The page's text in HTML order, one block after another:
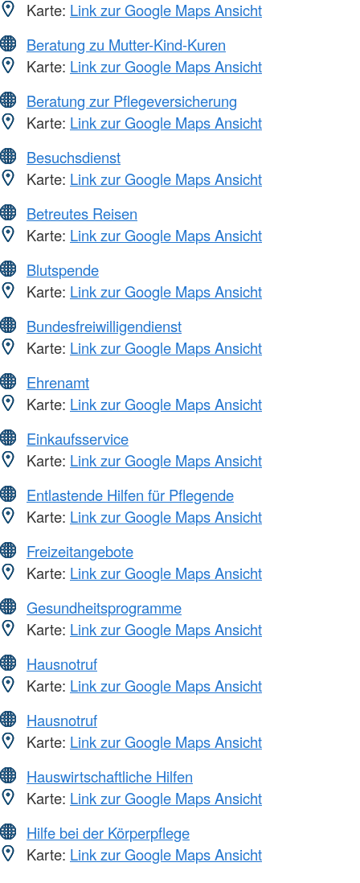
Karte: Link zur Google Maps Ansicht
Beratung zu Mutter-Kind-Kuren
Karte: Link zur Google Maps Ansicht
Beratung zur Pflegeversicherung
Karte: Link zur Google Maps Ansicht
Besuchsdienst
Karte: Link zur Google Maps Ansicht
Betreutes Reisen
Karte: Link zur Google Maps Ansicht
Blutspende
Karte: Link zur Google Maps Ansicht
Bundesfreiwilligendienst
Karte: Link zur Google Maps Ansicht
Ehrenamt
Karte: Link zur Google Maps Ansicht
Einkaufsservice
Karte: Link zur Google Maps Ansicht
Entlastende Hilfen für Pflegende
Karte: Link zur Google Maps Ansicht
Freizeitangebote
Karte: Link zur Google Maps Ansicht
Gesundheitsprogramme
Karte: Link zur Google Maps Ansicht
Hausnotruf
Karte: Link zur Google Maps Ansicht
Hausnotruf
Karte: Link zur Google Maps Ansicht
Hauswirtschaftliche Hilfen
Karte: Link zur Google Maps Ansicht
Hilfe bei der Körperpflege
Karte: Link zur Google Maps Ansicht